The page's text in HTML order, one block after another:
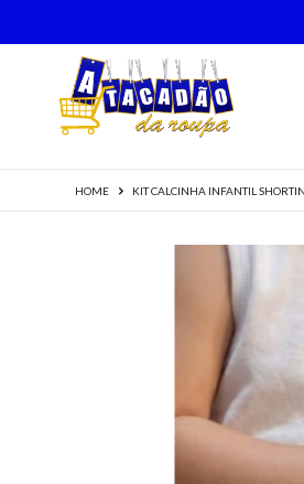
HOME KIT CALCINHA INFANTIL